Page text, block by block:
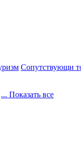
Сопутствующи
... Показать все